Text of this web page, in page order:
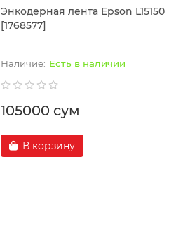
Энкодерная лента Epson L15150
[1768577]
Есть в наличии
105000 сум
В корзину